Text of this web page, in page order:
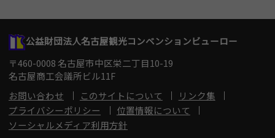
公益財団法人名古屋観光コンベンションビューロー
〒460-0008 名古屋市中区栄二丁目10-19
名古屋商工会議所ビル11F
お問い合わせ
このサイトについて
リンク集
プライバシーポリシー
位置情報について
ソーシャルメディア利用方針